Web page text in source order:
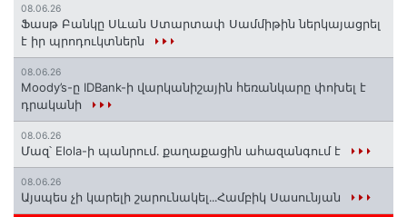
08.06.26
Ֆասթ Բանկը Սևան Ստարտափ Սամմիթին ներկայացրել
է իր պրոդուկտներն
08.06.26
Moody’s-ը IDBank-ի վարկանիշային հեռանկարը փոխել է
դրականի
08.06.26
Մազ՝ Elola-ի պանրում․ քաղաքացին ահազանգում է
08.06.26
Այսպես չի կարելի շարունակել․․․Համբիկ Սասունյան